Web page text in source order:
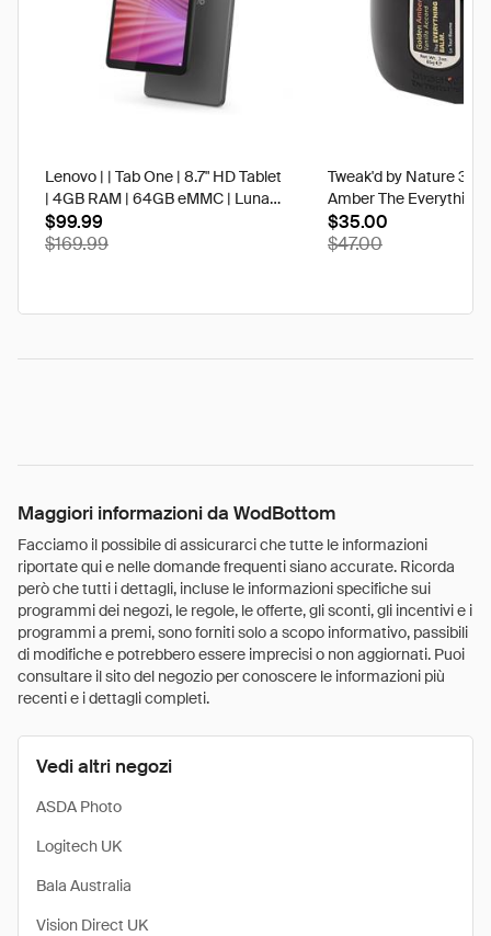
Lenovo | | Tab One | 8.7" HD Tablet
| 4GB RAM | 64GB eMMC | Luna
Grey | Best Buy
$99.99
$169.99
Tweak'd by Nature 3
Amber The Everything
$35.00
$47.00
Maggiori informazioni da WodBottom
Facciamo il possibile di assicurarci che tutte le informazioni
riportate qui e nelle domande frequenti siano accurate. Ricorda
però che tutti i dettagli, incluse le informazioni specifiche sui
programmi dei negozi, le regole, le offerte, gli sconti, gli incentivi e i
programmi a premi, sono forniti solo a scopo informativo, passibili
di modifiche e potrebbero essere imprecisi o non aggiornati. Puoi
consultare il sito del negozio per conoscere le informazioni più
recenti e i dettagli completi.
Vedi altri negozi
ASDA Photo
Logitech UK
Bala Australia
Vision Direct UK